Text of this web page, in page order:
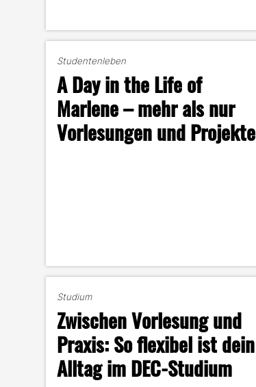
Studentenleben
A Day in the Life of
Marlene – mehr als nur
Vorlesungen und Projekte
Studium
Zwischen Vorlesung und
Praxis: So flexibel ist dein
Alltag im DEC-Studium